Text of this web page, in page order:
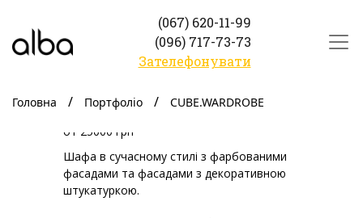
(067) 620-11-99
(096) 717-73-73
Зателефонувати
Головна Портфоліо CUBE.WARDROBE
CUBE.WARDROBE
от 25000 грн
Шафа в сучасному стилі з фарбованими
фасадами та фасадами з декоративною
штукатуркою.